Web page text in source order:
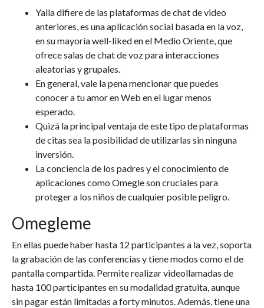
Yalla difiere de las plataformas de chat de video
anteriores, es una aplicación social basada en la voz,
en su mayoría well-liked en el Medio Oriente, que
ofrece salas de chat de voz para interacciones
aleatorias y grupales.
En general, vale la pena mencionar que puedes
conocer a tu amor en Web en el lugar menos
esperado.
Quizá la principal ventaja de este tipo de plataformas
de citas sea la posibilidad de utilizarlas sin ninguna
inversión.
La conciencia de los padres y el conocimiento de
aplicaciones como Omegle son cruciales para
proteger a los niños de cualquier posible peligro.
Omegleme
En ellas puede haber hasta 12 participantes a la vez, soporta
la grabación de las conferencias y tiene modos como el de
pantalla compartida. Permite realizar videollamadas de
hasta 100 participantes en su modalidad gratuita, aunque
sin pagar están limitadas a forty minutos. Además, tiene una